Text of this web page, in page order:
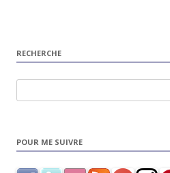
RECHERCHE
POUR ME SUIVRE